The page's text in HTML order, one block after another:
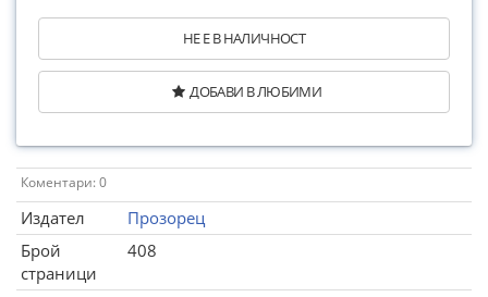
НЕ Е В НАЛИЧНОСТ
ДОБАВИ В ЛЮБИМИ
Коментари: 0
Издател
Прозорец
Брой
страници
408